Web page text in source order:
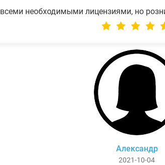
необходимыми лицензиями, но
Александр
2021-10-04